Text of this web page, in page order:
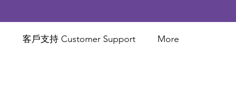
客戶支持 Customer Support More